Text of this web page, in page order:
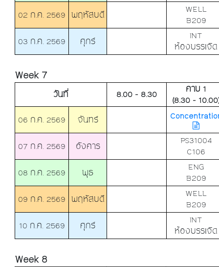
02 ก.ค. 2569 พฤหัสบดี
WELL
B209
03 ก.ค. 2569
ศุกร์
INT
ห้องบรรเจิด
Week 7
วันที่ 8.00 - 8.30
คาบ 1
(8.30 -
06 ก.ค. 2569
จันทร์
07 ก.ค. 2569 อังคาร
PS31004
C106
08 ก.ค. 2569
พุธ
ENG
B209
09 ก.ค. 2569 พฤหัสบดี
WELL
B209
10 ก.ค. 2569
ศุกร์
INT
ห้องบรรเจิด
Week 8